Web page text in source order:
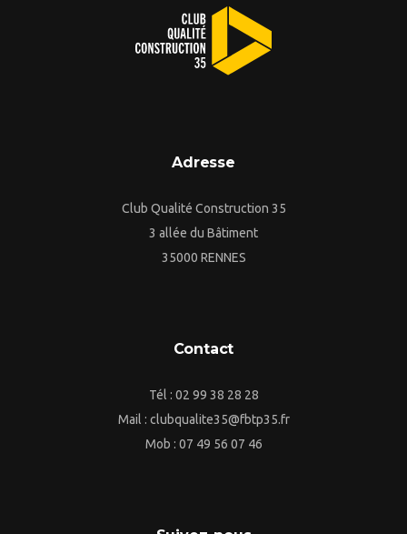
Adresse
Club Qualité Construction 35
3 allée du Bâtiment
35000 RENNES
Contact
Tél : 02 99 38 28 28
Mail : clubqualite35@fbtp35.fr
Mob : 07 49 56 07 46